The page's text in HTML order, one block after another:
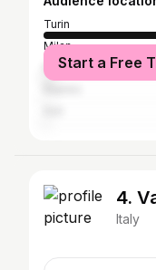
Turin
Milan
Rome
Start a Free
4.
Italy